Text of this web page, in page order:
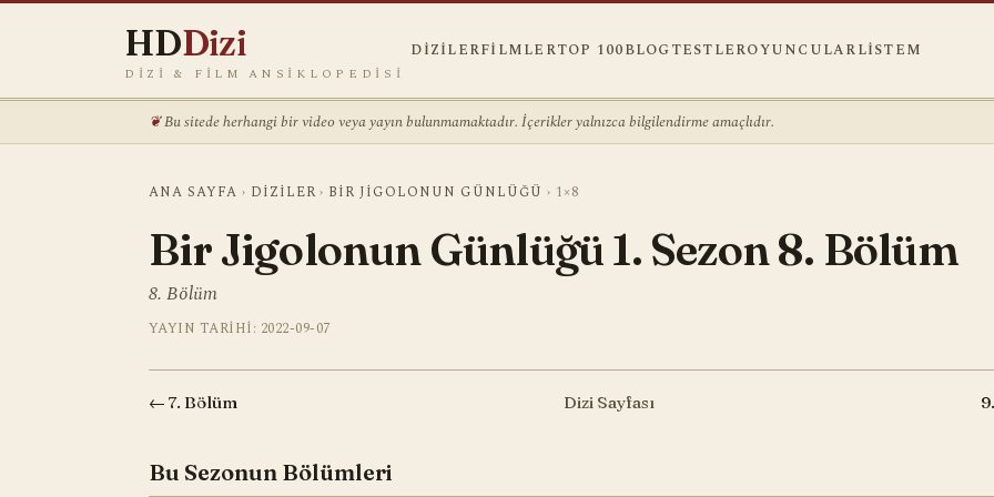
HDDizi
DIZI & FILM ANSIKLOPEDISI
DIZILERFILMLERTOP 100BLOGTESTLEROYUNCULARLISTEM
Bu sitede herhangi bir video veya yayın bulunmamaktadır. İçerikler yalnızca bilgilendirme amaçlıdır.
ANA SAYFA › DIZILER › BIR JIGOLONUN GÜNLÜĞÜ › 1×8
Bir Jigolonun Günlüğü 1. Sezon 8. Bölüm
8. Bölüm
YAYIN TARIHI: 2022-09-07
← 7. Bölüm Dizi Sayfası
Bu Sezonun Bölümleri